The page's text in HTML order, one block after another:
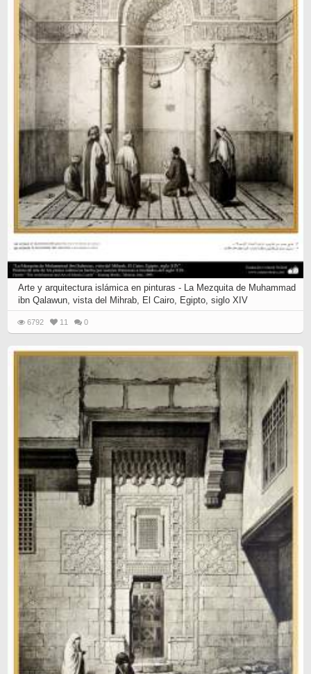
Arte y arquitectura islámica en pinturas - La Mezquita de Muhammad
ibn Qalawun, vista del Mihrab, El Cairo, Egipto, siglo XIV
6792 11 0